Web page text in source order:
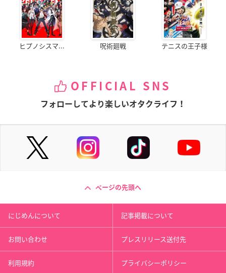
ヒプノシスマ... 呪術廻戦 テニスの王子様
OFFICIAL SNS
フォローしてより楽しいオタクライフ！
ページの先頭へ
にじめんについて 記事掲載について
お問い合わせ プレスリリース送付先
利用規約 プライバシーポリシー